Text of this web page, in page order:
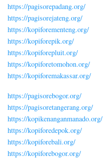
https://pagisorepadang.org/
https://pagisorejateng.org/
https://kopiforementeng.org/
https://kopiforepik.org/
https://kopiforepluit.org/
https://kopiforetomohon.org/
https://kopiforemakassar.org/
https://pagisorebogor.org/
https://pagisoretangerang.org/
https://kopikenanganmanado.org/
https://kopiforedepok.org/
https://kopiforebali.org/
https://kopiforebogor.org/